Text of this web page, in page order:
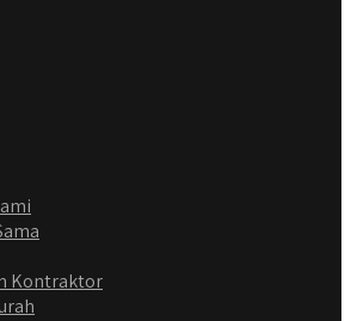
Kontraktor